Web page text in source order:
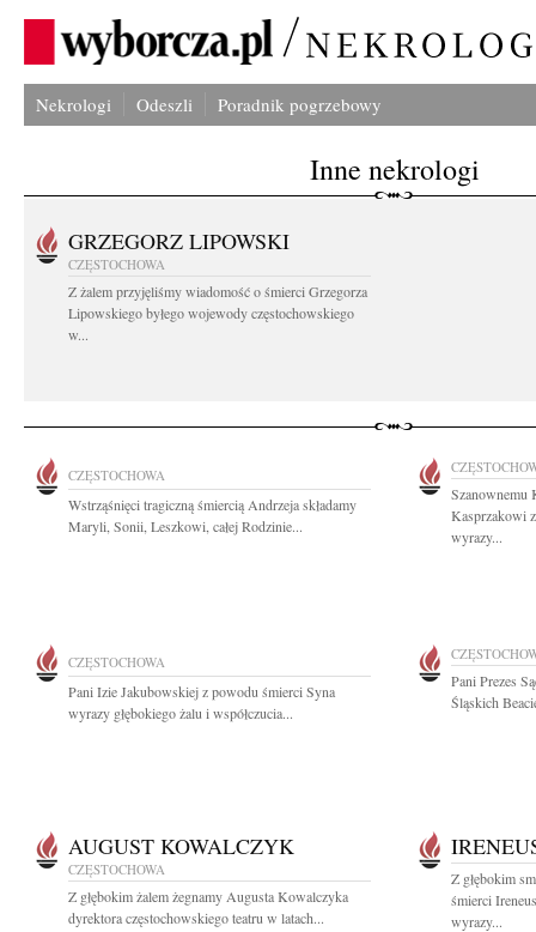
Nekrologi Odeszli Poradnik pogrzebowy
Inne nekrologi
GRZEGORZ LIPOWSKI
CZĘSTOCHOWA
Z żalem przyjęliśmy wiadomość o śmierci Grzegorza
Lipowskiego byłego wojewody częstochowskiego
w...
CZĘSTOCHOWA
Wstrząśnięci tragiczną śmiercią Andrzeja składamy
Maryli, Sonii, Leszkowi, całej Rodzinie...
Szanownemu
Kasprzakowi
wyrazy...
CZĘSTOCHOWA
Pani Izie Jakubowskiej z powodu śmierci Syna
wyrazy głębokiego żalu i współczucia...
Pani Prezes
Śląskich
AUGUST KOWALCZYK
CZĘSTOCHOWA
Z głębokim żalem żegnamy Augusta Kowalczyka
dyrektora częstochowskiego teatru w latach...
Z głębokim
śmierci
wyrazy...